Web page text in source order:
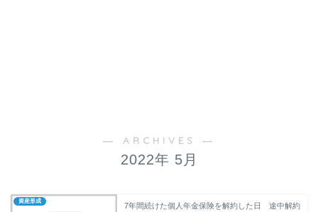
― ARCHIVES ―
2022年 5月
資産形成
7年間続けた個人年金保険を解約した日 途中解約